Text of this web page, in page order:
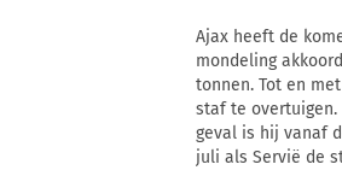
Ajax heeft de
mondeling
tonnen. Tot en
staf te overtuigen.
geval is hij vanaf
juli als Servië de